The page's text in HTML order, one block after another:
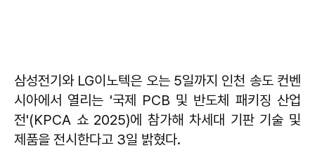
삼성전기와 LG이노텍은 오는 5일까지 인천 송도 컨벤
시아에서 열리는 '국제 PCB 및 반도체 패키징 산업
전'(KPCA 쇼 2025)에 참가해 차세대 기판 기술 및
제품을 전시한다고 3일 밝혔다.